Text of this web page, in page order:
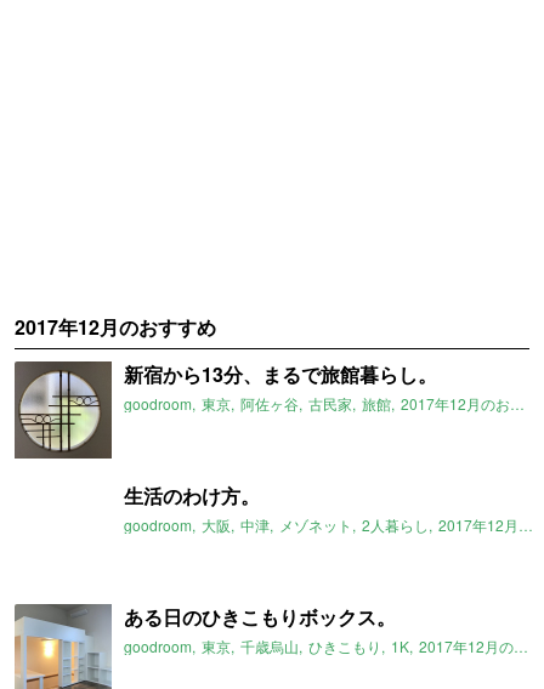
2017年12月のおすすめ
新宿から13分、まるで旅館暮らし。
goodroom 東京 阿佐ヶ谷 古民家 旅館 2017年12月のおすすめ
生活のわけ方。
goodroom 大阪 中津 メゾネット 2人暮らし 2017年12月のおすすめ
ある日のひきこもりボックス。
goodroom 東京 千歳烏山 ひきこもり 1K 2017年12月のおすすめ